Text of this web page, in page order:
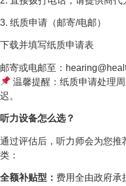
3. 纸质申请（邮寄/电邮）
下载并填写纸质申请表
邮寄或电邮至：
温馨提醒：纸质申请处理
迟。
听力设备怎么选？
通过评估后，听力师会为您
类：
全额补贴型： 费用全由政府承